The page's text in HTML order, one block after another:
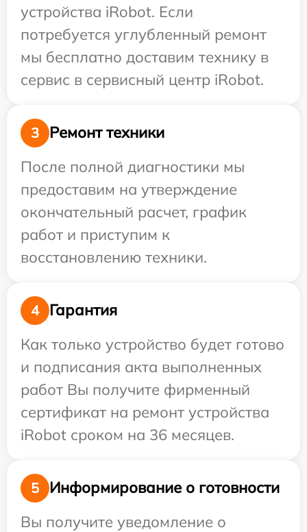
устройства iRobot. Если
потребуется углубленный ремонт
мы бесплатно доставим технику в
сервис в сервисный центр iRobot.
3
Ремонт техники
После полной диагностики мы
предоставим на утверждение
окончательный расчет, график
работ и приступим к
восстановлению техники.
4
Гарантия
Как только устройство будет готово
и подписания акта выполненных
работ Вы получите фирменный
сертификат на ремонт устройства
iRobot сроком на 36 месяцев.
5
Информирование о готовности
Вы получите уведомление о